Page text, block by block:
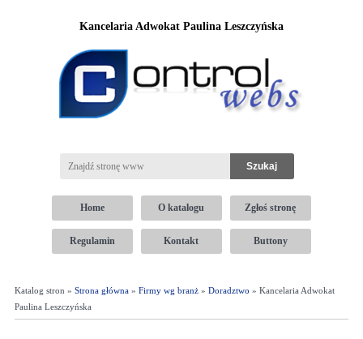
Kancelaria Adwokat Paulina Leszczyńska
Home O katalogu Zgłoś stronę
Regulamin Kontakt Buttony
Katalog stron » Strona główna» Firmy wg branż» Doradztwo » Kancelaria Adwokat
Paulina Leszczyńska